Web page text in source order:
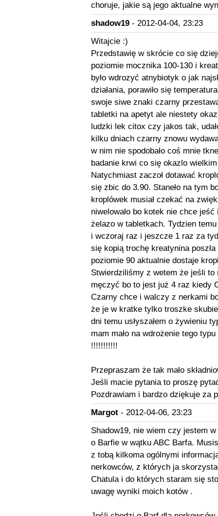
choruje, jakie są jego aktualne
shadow19- 2012-04-04, 23:23
Witajcie :)
Przedstawię w skrócie co się
poziomie mocznika 100-130 i
było wdrozyć atnybiotyk o jak
działania, porawiło się
swoje siwe znaki czarny
tabletki na apetyt ale niestety
ludzki lek citox czy jakos tak,
kilku dniach czarny znowu
w nim nie spodobało coś mnie
badanie krwi co się okazlo
Natychmiast zaczoł dotawać
się zbic do 3.90. Staneło na tym
kroplówek musiał czekać na
niwelowało bo kotek nie chce
żelazo w tabletkach. Tydzien
i wczoraj raz i jeszcze 1 raz za
się kopią trochę kreatynina
poziomie 90 aktualnie dostaje
Stwierdziliśmy z wetem że jeśli
męczyć bo to jest już 4 raz kiedy
Czarny chce i walczy z nerkami
że je w kratke tylko troszke
dni temu usłyszałem o żywieniu
mam mało na wdrożenie tego
!!!!!!!!!!!
Przepraszam że tak mało
Jeśli macie pytania to proszę
Pozdrawiam i bardzo dziękuje za
Margot- 2012-04-06, 23:23
Shadow19, nie wiem czy jestem
o Barfie w wątku ABC Barfa.
z tobą kilkoma ogólnymi
nerkowców, z których ja
Chatula i do których staram się
uwagę wyniki moich kotów .